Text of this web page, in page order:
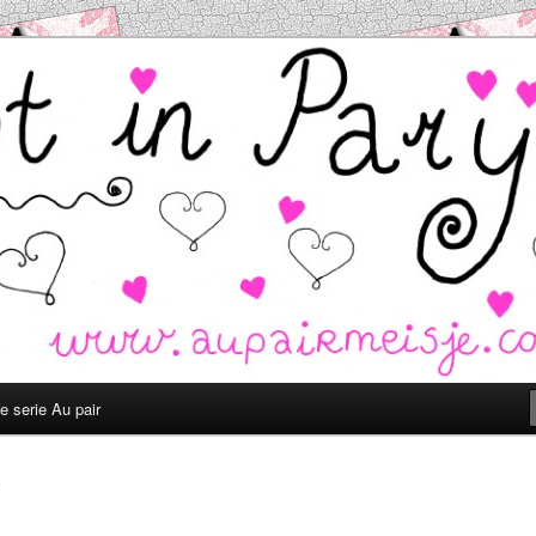
serie Au pair